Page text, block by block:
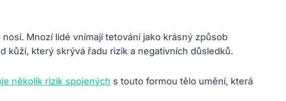
Mnozí lidé vnímají tetování jako krásný způsob
kůží, který skrývá řadu rizik a negativních důsledků.
několik rizik spojených s touto formou tělo umění, která